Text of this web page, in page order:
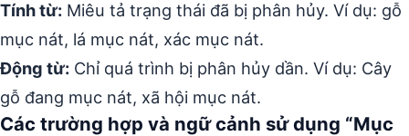
Tính từ: Miêu tả trạng thái đã bị phân hủy. Ví dụ: gỗ
mục nát, lá mục nát, xác mục nát.
Động từ: Chỉ quá trình bị phân hủy dần. Ví dụ: Cây
gỗ đang mục nát, xã hội mục nát.
Các trường hợp và ngữ cảnh sử dụng “Mục